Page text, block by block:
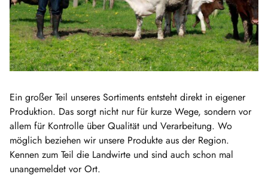
Ein großer Teil unseres Sortiments entsteht direkt in eigener
Produktion. Das sorgt nicht nur für kurze Wege, sondern vor
allem für Kontrolle über Qualität und Verarbeitung. Wo
möglich beziehen wir unsere Produkte aus der Region.
Kennen zum Teil die Landwirte und sind auch schon mal
unangemeldet vor Ort.